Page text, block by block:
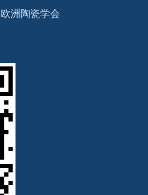
欧洲陶瓷学会